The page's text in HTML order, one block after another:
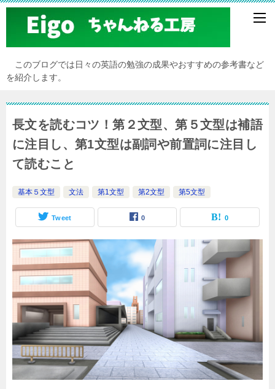
このブログでは日々の英語の勉強の成果やおすすめの参考書など
を紹介します。
長文を読むコツ！第２文型、第５文型は補語
に注目し、第1文型は副詞や前置詞に注目し
て読むこと
基本５文型 文法 第1文型 第2文型 第5文型
Tweet 0 0